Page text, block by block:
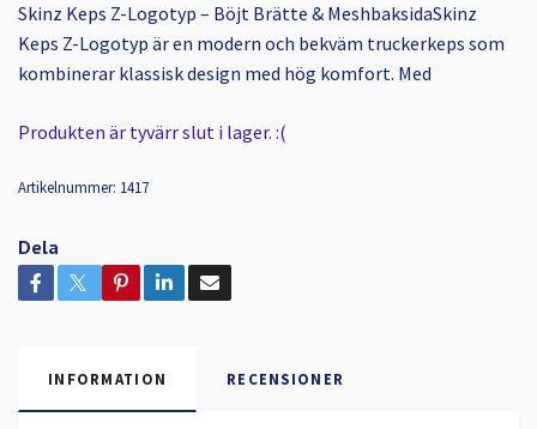
Skinz Keps Z-Logotyp – Böjt Brätte & MeshbaksidaSkinz
Keps Z-Logotyp är en modern och bekväm truckerkeps som
kombinerar klassisk design med hög komfort. Med
Produkten är tyvärr slut i lager. :(
Artikelnummer: 1417
Dela
INFORMATION RECENSIONER